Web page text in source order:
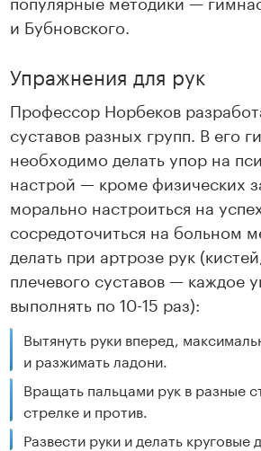
и Бубновского.
Упражнения для рук
Профессор Норбеков
суставов разных групп. В его
необходимо делать упор на
настрой — кроме физических
морально настроиться на
сосредоточиться на больном
делать при артрозе рук
плечевого суставов — каждое
выполнять по 10-15 раз):
Вытянуть руки вперед,
и разжимать ладони.
Вращать пальцами рук в разные
стрелке и против.
Развести руки и делать круговые